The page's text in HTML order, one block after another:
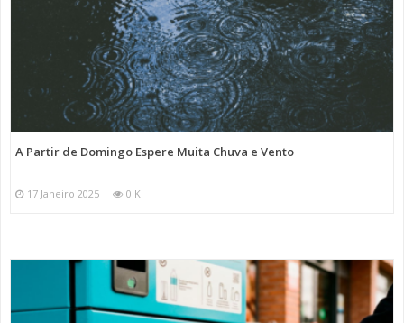
A Partir de Domingo Espere Muita Chuva e Vento
17 Janeiro 2025 0 K